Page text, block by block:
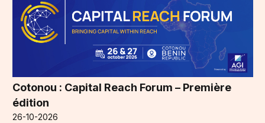
Cotonou : Capital Reach Forum – Première
édition
26-10-2026